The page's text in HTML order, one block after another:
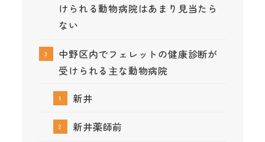
けられる動物病院はあまり見当たら
ない
中野区内でフェレットの健康診断が
受けられる主な動物病院
新井
新井薬師前